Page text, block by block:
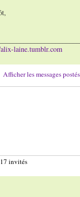
laine.tumblr.com
Afficher les messages
invités